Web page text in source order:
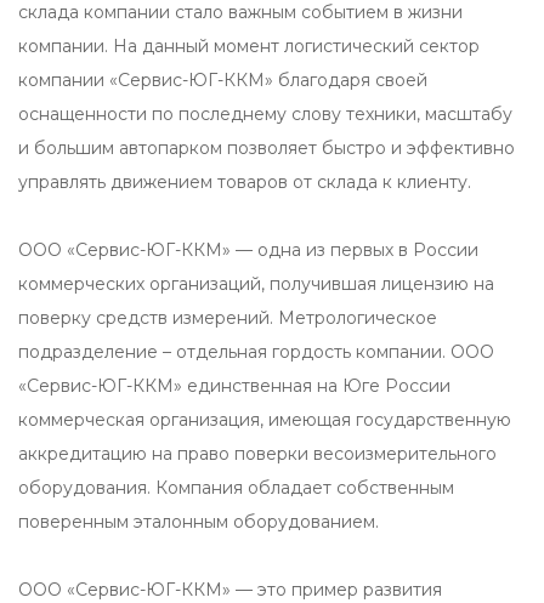
склада компании стало важным событием в жизни
компании. На данный момент логистический сектор
компании «Сервис-ЮГ-ККМ» благодаря своей
оснащенности по последнему слову техники, масштабу
и большим автопарком позволяет быстро и эффективно
управлять движением товаров от склада к клиенту.
ООО «Сервис-ЮГ-ККМ» — одна из первых в России
коммерческих организаций, получившая лицензию на
поверку средств измерений. Метрологическое
подразделение – отдельная гордость компании. ООО
«Сервис-ЮГ-ККМ» единственная на Юге России
коммерческая организация, имеющая государственную
аккредитацию на право поверки весоизмерительного
оборудования. Компания обладает собственным
поверенным эталонным оборудованием.
ООО «Сервис-ЮГ-ККМ» — это пример развития